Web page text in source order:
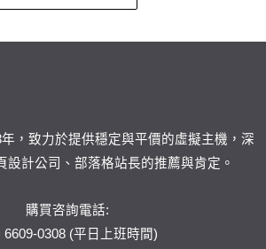
，致力於提供穩定與平價的虛擬主機，深
設計公司、部落格站長的推薦與肯定。
購買咨詢電話:
6609-0308 (平日上班時間)